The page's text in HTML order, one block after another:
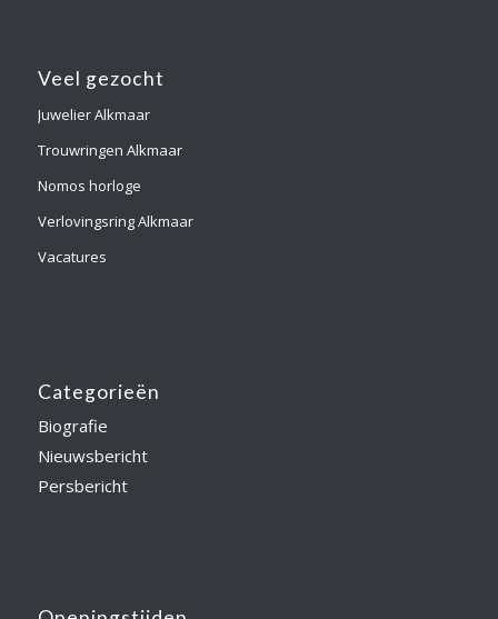
Veel gezocht
Juwelier Alkmaar
Trouwringen Alkmaar
Nomos horloge
Verlovingsring Alkmaar
Vacatures
Categorieën
Biografie
Nieuwsbericht
Persbericht